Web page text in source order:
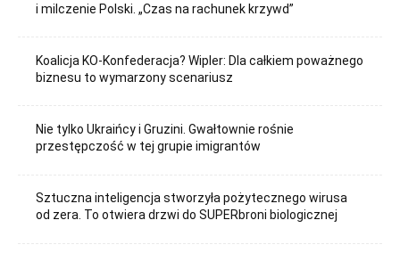
i milczenie Polski. „Czas na rachunek krzywd”
Koalicja KO-Konfederacja? Wipler: Dla całkiem poważnego
biznesu to wymarzony scenariusz
Nie tylko Ukraińcy i Gruzini. Gwałtownie rośnie
przestępczość w tej grupie imigrantów
Sztuczna inteligencja stworzyła pożytecznego wirusa
od zera. To otwiera drzwi do SUPERbroni biologicznej